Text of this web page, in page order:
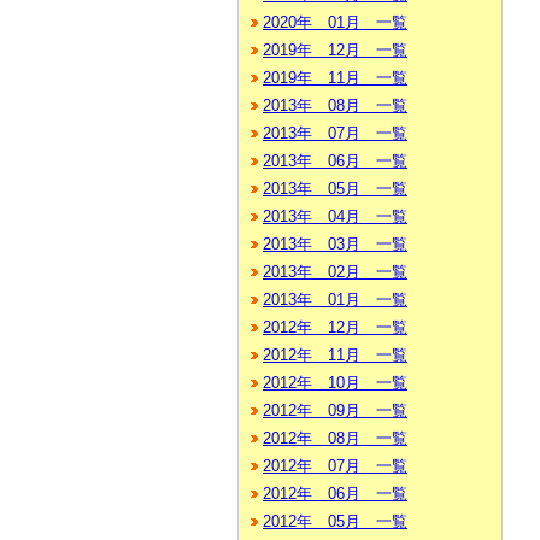
2020年 01月 一覧
2019年 12月 一覧
2019年 11月 一覧
2013年 08月 一覧
2013年 07月 一覧
2013年 06月 一覧
2013年 05月 一覧
2013年 04月 一覧
2013年 03月 一覧
2013年 02月 一覧
2013年 01月 一覧
2012年 12月 一覧
2012年 11月 一覧
2012年 10月 一覧
2012年 09月 一覧
2012年 08月 一覧
2012年 07月 一覧
2012年 06月 一覧
2012年 05月 一覧